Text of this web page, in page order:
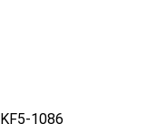
KF5-1086